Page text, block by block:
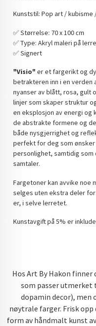
DOPAMIN DECOR NORGE
Kunststil: Pop art /
✅️ Størrelse: 70 x 100 cm
✅️ Type: Akryl maleri på
✅️ Signert
"Visio"er et fargerikt og
betrakteren inn i en verden
nyanser av blått, rosa, gult
linjer som skaper struktur
en eksplosjon av energi og
de abstrakte formene og
både nysgjerrighet og
perfekt for deg som
personlighet, samtidig
samtaler.
Fargetoner kan avvike noe
selges uten ekstra deler
er, i selve lerretet.
Kunstavgift på 5% er
Hos Art By Hakon
som passer
dopamin decor),
nøytrale farger. Frisk
form av håndmalt kunst